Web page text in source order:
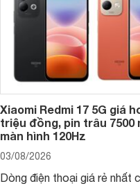
Xiaomi Redmi 17 5G giá
triệu đồng, pin trâu 7500
màn hình 120Hz
03/08/2026
Dòng điện thoại giá rẻ nhất